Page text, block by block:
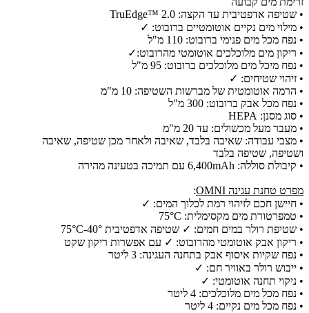
• שטיפה אדפטיבית עד הקצה: TruEdge™ 2.0
• מילוי מים נקיים אוטומטיים ברובוט: ✓
• נפח מכל מים פנימי ברובוט: 110 מ"ל
• ריקון מים מלוכלכים אוטומטי מהרובוט:✓
• נפח מיכל מים מלוכלכים ברובוט: 95 מ"ל
• זיהוי שטיחים: ✓
• הרמה אוטומטית של מברשות השטיפה: 10 מ"מ
• נפח מכל אבק ברובוט: 300 מ"ל
• סוג מסנן: HEPA
• מעבר מעל מכשולים: עד 20 מ"מ
• מצבי עבודה: שאיבה בלבד, שאיבה ולאחר מכן שטיפה, שאיבה
ושטיפה, שטיפה בלבד
• קיבולת סוללה: 6,400mAh עם תמיכה בטעינה מהירה
מפרט טחנת עגינה OMNI
:
• חיישן חכם לזיהוי רמת לכלוך המים: ✓
• טמפרטורת מים מקסימלית: 75°C
• שטיפת רולר במים חמים: ✓ שטיפה אדפטיבית 40°-75°C
• ריקון אבק אוטומטי מהרובוט: ✓ עם אפשרות ריקון שקט
• נפח שקיות איסוף אבק בתחנה העגינה: 3 ליטר
• ייבוש רולר באוויר חם: ✓
• ניקוי תחנה אוטומטי: ✓
• נפח מכל מים מלוכלכים: 4 ליטר
• נפח מכל מים נקיים: 4 ליטר